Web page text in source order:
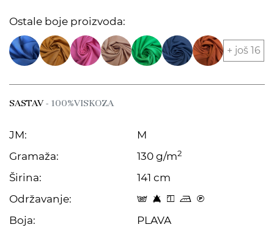
Ostale boje proizvoda:
+ još 16
SASTAV- 100%VISKOZA
JM:
M
Gramaža:
130 g/m2
Širina:
141 cm
Održavanje:
s 8 y p C
Boja:
PLAVA